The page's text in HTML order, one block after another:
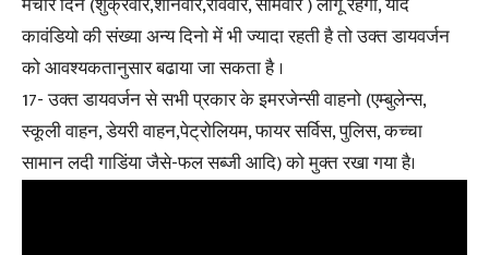
कावंडियो की संख्या अन्य दिनो में भी ज्यादा रहती है तो उक्त डायवर्जन
को आवश्यकतानुसार बढाया जा सकता है ।
17- उक्त डायवर्जन से सभी प्रकार के इमरजेन्सी वाहनो (एम्बुलेन्स,
स्कूली वाहन, डेयरी वाहन,पेट्रोलियम, फायर सर्विस, पुलिस, कच्चा
सामान लदी गाडिंया जैसे-फल सब्जी आदि) को मुक्त रखा गया है।